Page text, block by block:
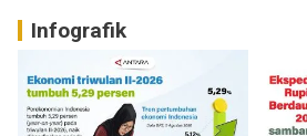
Infografik